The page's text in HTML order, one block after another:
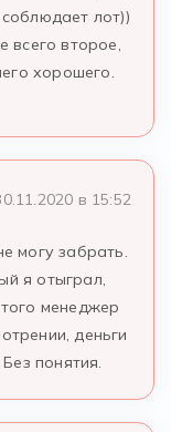
лот))
всего второе,
хорошего.
в 15:52
могу забрать.
я отыграл,
менеджер
деньги
понятия.